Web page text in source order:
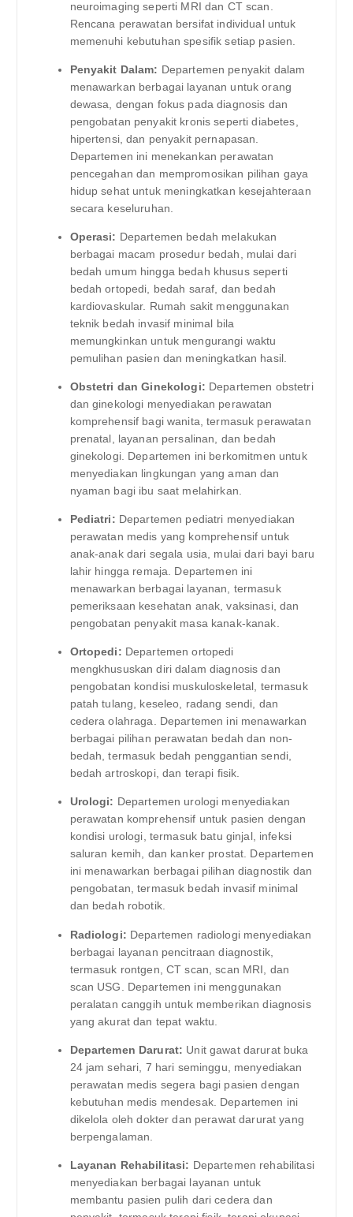
neuroimaging seperti MRI dan CT scan.
Rencana perawatan bersifat individual untuk
memenuhi kebutuhan spesifik setiap pasien.
Penyakit Dalam: Departemen penyakit dalam
menawarkan berbagai layanan untuk orang
dewasa, dengan fokus pada diagnosis dan
pengobatan penyakit kronis seperti diabetes,
hipertensi, dan penyakit pernapasan.
Departemen ini menekankan perawatan
pencegahan dan mempromosikan pilihan gaya
hidup sehat untuk meningkatkan kesejahteraan
secara keseluruhan.
Operasi: Departemen bedah melakukan
berbagai macam prosedur bedah, mulai dari
bedah umum hingga bedah khusus seperti
bedah ortopedi, bedah saraf, dan bedah
kardiovaskular. Rumah sakit menggunakan
teknik bedah invasif minimal bila
memungkinkan untuk mengurangi waktu
pemulihan pasien dan meningkatkan hasil.
Obstetri dan Ginekologi: Departemen obstetri
dan ginekologi menyediakan perawatan
komprehensif bagi wanita, termasuk perawatan
prenatal, layanan persalinan, dan bedah
ginekologi. Departemen ini berkomitmen untuk
menyediakan lingkungan yang aman dan
nyaman bagi ibu saat melahirkan.
Pediatri: Departemen pediatri menyediakan
perawatan medis yang komprehensif untuk
anak-anak dari segala usia, mulai dari bayi baru
lahir hingga remaja. Departemen ini
menawarkan berbagai layanan, termasuk
pemeriksaan kesehatan anak, vaksinasi, dan
pengobatan penyakit masa kanak-kanak.
Ortopedi: Departemen ortopedi
mengkhususkan diri dalam diagnosis dan
pengobatan kondisi muskuloskeletal, termasuk
patah tulang, keseleo, radang sendi, dan
cedera olahraga. Departemen ini menawarkan
berbagai pilihan perawatan bedah dan non-
bedah, termasuk bedah penggantian sendi,
bedah artroskopi, dan terapi fisik.
Urologi: Departemen urologi menyediakan
perawatan komprehensif untuk pasien dengan
kondisi urologi, termasuk batu ginjal, infeksi
saluran kemih, dan kanker prostat. Departemen
ini menawarkan berbagai pilihan diagnostik dan
pengobatan, termasuk bedah invasif minimal
dan bedah robotik.
Radiologi: Departemen radiologi menyediakan
berbagai layanan pencitraan diagnostik,
termasuk rontgen, CT scan, scan MRI, dan
scan USG. Departemen ini menggunakan
peralatan canggih untuk memberikan diagnosis
yang akurat dan tepat waktu.
Departemen Darurat: Unit gawat darurat buka
24 jam sehari, 7 hari seminggu, menyediakan
perawatan medis segera bagi pasien dengan
kebutuhan medis mendesak. Departemen ini
dikelola oleh dokter dan perawat darurat yang
berpengalaman.
Layanan Rehabilitasi: Departemen rehabilitasi
menyediakan berbagai layanan untuk
membantu pasien pulih dari cedera dan